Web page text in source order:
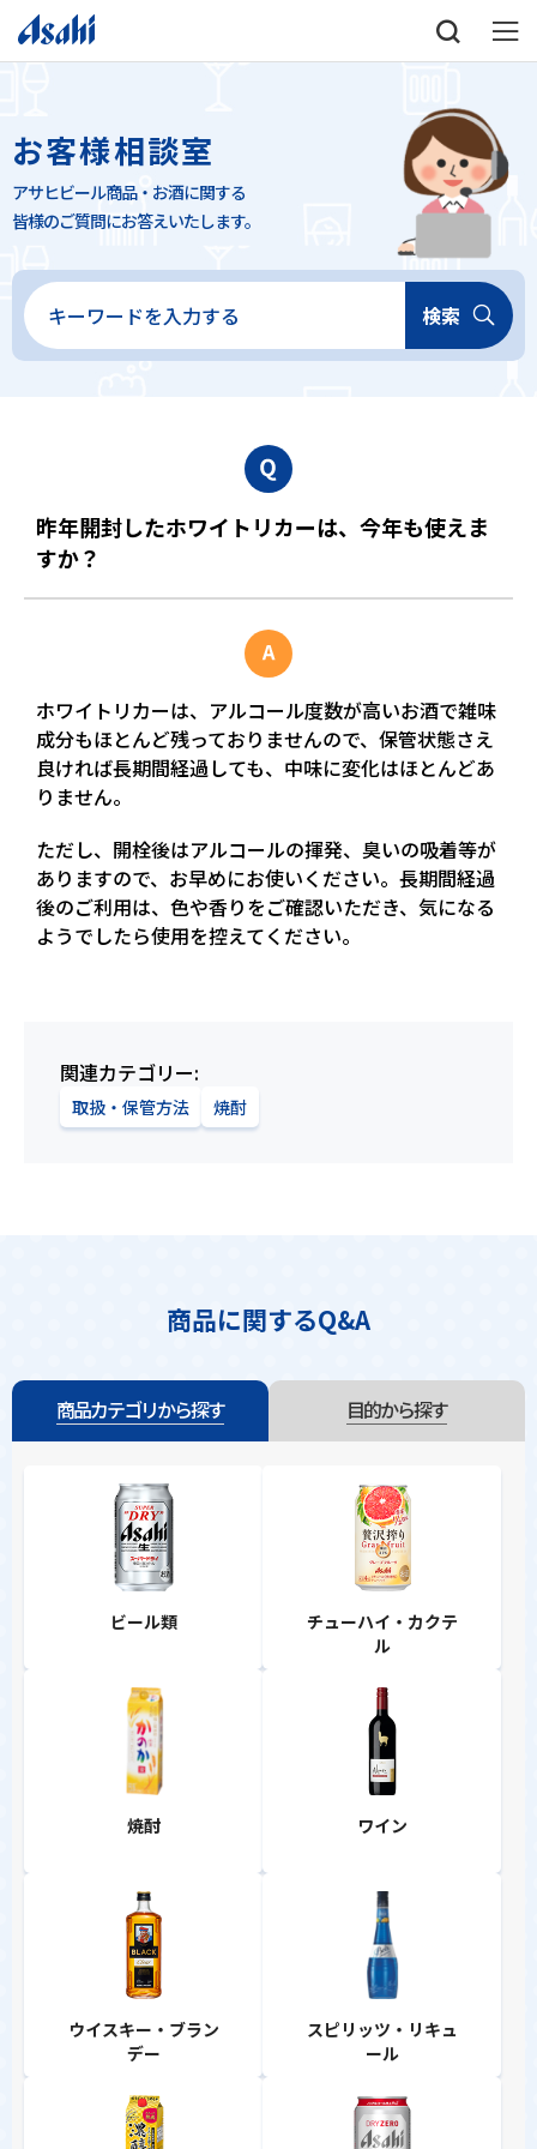
お客様相談室
アサヒビール商品・お酒に関する
皆様のご質問にお答えいたします。
検索
昨年開封したホワイトリカーは、今年も使えま
すか？
ホワイトリカーは、アルコール度数が高いお酒で雑味
成分もほとんど残っておりませんので、保管状態さえ
良ければ長期間経過しても、中味に変化はほとんどあ
りません。
ただし、開栓後はアルコールの揮発、臭いの吸着等が
ありますので、お早めにお使いください。長期間経過
後のご利用は、色や香りをご確認いただき、気になる
ようでしたら使用を控えてください。
関連カテゴリー
取扱・保管方法 焼酎
商品に関するQ&A
商品カテゴリから探す 目的から探す
ビール類
チューハイ・カクテ
ル
焼酎 ワイン
ウイスキー・ブラン
デー
スピリッツ・リキュ
ール